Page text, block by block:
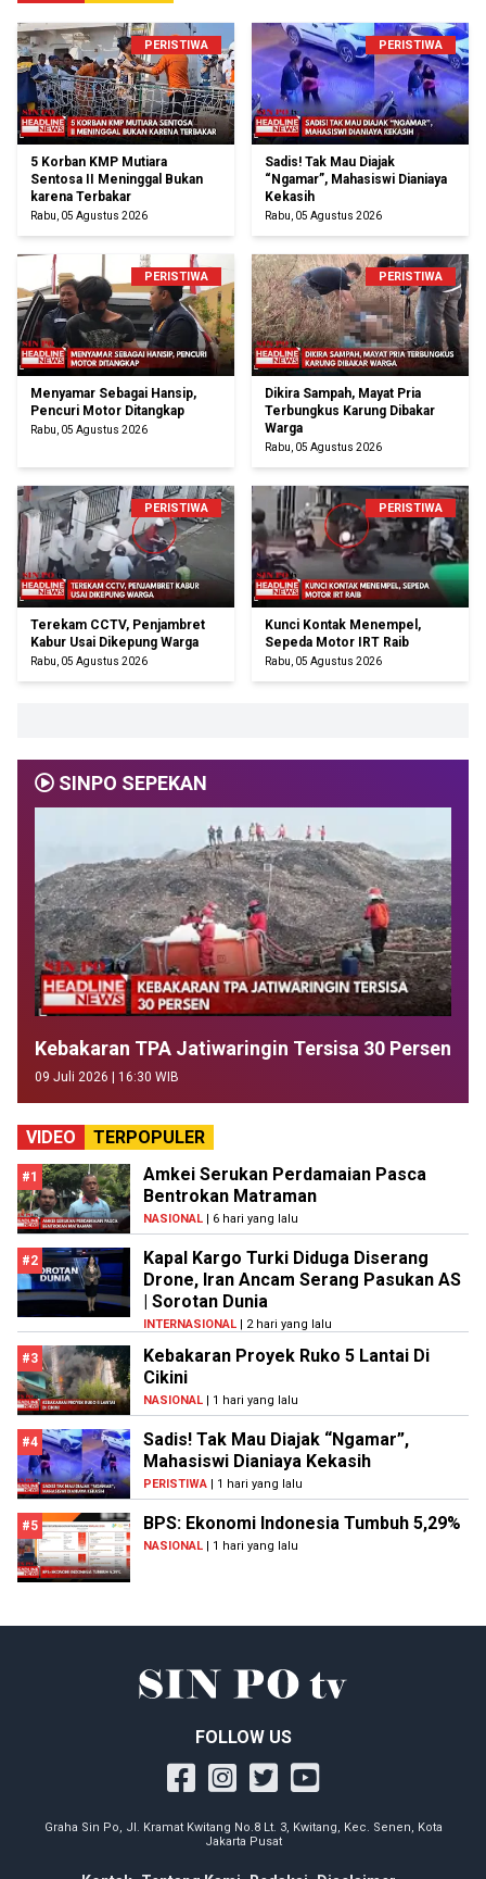
PERISTIWA
5 Korban KMP Mutiara
Sentosa II Meninggal Bukan
karena Terbakar
Rabu, 05 Agustus 2026
PERISTIWA
Sadis! Tak Mau Diajak
“Ngamar”, Mahasiswi Dianiaya
Kekasih
Rabu, 05 Agustus 2026
PERISTIWA
Menyamar Sebagai Hansip,
Pencuri Motor Ditangkap
Rabu, 05 Agustus 2026
PERISTIWA
Dikira Sampah, Mayat Pria
Terbungkus Karung Dibakar
Warga
Rabu, 05 Agustus 2026
PERISTIWA
Terekam CCTV, Penjambret
Kabur Usai Dikepung Warga
Rabu, 05 Agustus 2026
PERISTIWA
Kunci Kontak Menempel,
Sepeda Motor IRT Raib
Rabu, 05 Agustus 2026
SINPO SEPEKAN
Kebakaran TPA Jatiwaringin Tersisa 30 Persen
09 Juli 2026 | 16:30 WIB
VIDEO TERPOPULER
#1
Amkei Serukan Perdamaian Pasca
Bentrokan Matraman
NASIONAL | 6 hari yang lalu
#2
Kapal Kargo Turki Diduga Diserang
Drone, Iran Ancam Serang Pasukan AS
| Sorotan Dunia
INTERNASIONAL | 2 hari yang lalu
#3
Kebakaran Proyek Ruko 5 Lantai Di
Cikini
NASIONAL | 1 hari yang lalu
#4
Sadis! Tak Mau Diajak “Ngamar”,
Mahasiswi Dianiaya Kekasih
PERISTIWA | 1 hari yang lalu
#5 BPS: Ekonomi Indonesia Tumbuh 5,29%
NASIONAL | 1 hari yang lalu
FOLLOW US
Graha Sin Po, Jl. Kramat Kwitang No.8 Lt. 3, Kwitang, Kec. Senen, Kota
Jakarta Pusat